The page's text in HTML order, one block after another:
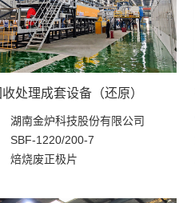
处理成套设备（还原）
湖南金炉科技股份有限公司
SBF-1220/200-7
焙烧废正极片